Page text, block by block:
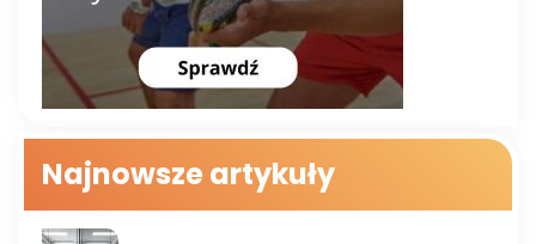
Najnowsze artykuły